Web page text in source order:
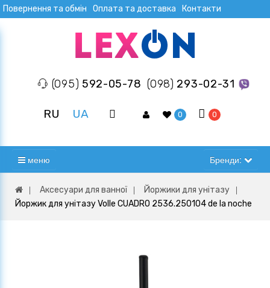
Повернення та обмін Оплата та доставка Контакти
(095) 592-05-78 (098) 293-02-31
RU UA 0 0
меню Бренди:
Аксесуари для ванної
Йоржики для унітазу
Йоржик для унітазу Volle CUADRO 2536.250104 de la noche